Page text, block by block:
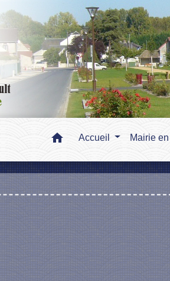
home Accueil Mairie